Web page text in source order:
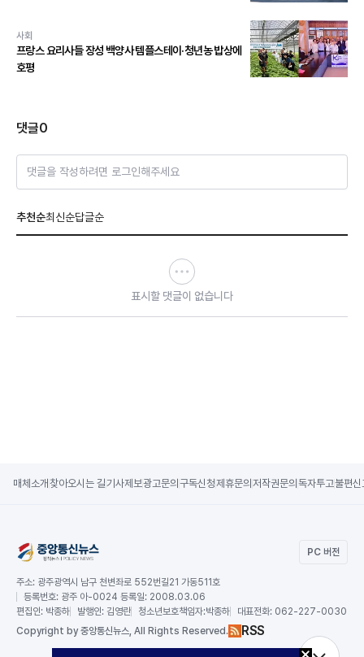
사회
프랑스 요리사들 장성 백양사 템플스테이·청년농 밥상에
호평
댓글0
댓글을 작성하려면 로그인해주세요
추천순최신순답글순
표시할 댓글이 없습니다
매체소개 찾아오시는 길기사제보광고문의 구독신청제휴문의 저작권문의 독자투고불편신
PC 버전
주소: 광주광역시 남구 천변좌로 552번길21 가동511호
등록번호: 광주 아-0024 등록일: 2008.03.06
편집인: 박종하 발행인: 김영란 청소년보호책임자:박종하 대표전화: 062-227-0030
Copyright by 중앙통신뉴스, All Rights Reserved. RSS